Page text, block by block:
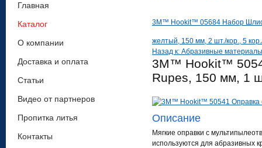
Главная
Каталог
О компании
Доставка и оплата
Статьи
Видео от партнеров
Пропитка литья
Контакты
3M™ Hookit™ 05684 Набор
желтый, 150 мм, 2 шт./кор., 5
Назад к: Абразивные материалы
3M™ Hookit™
Rupes, 150 мм, 1
Описание
Мягкие оправки с
используются для абразивных